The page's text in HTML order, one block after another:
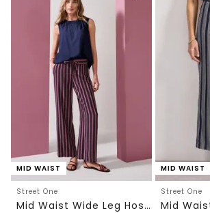
MID WAIST
Street One
Mid Waist Wide Leg Hose mit Streifen
MID WAIST
Street One